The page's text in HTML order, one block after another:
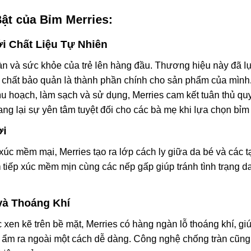
của Bỉm Merries:
Chất Liệu Tự Nhiên
và sức khỏe của trẻ lên hàng đầu. Thương hiệu này đã
bảo quản là thành phần chính cho sản phẩm của
hoạch, làm sạch và sử dụng, Merries cam kết tuân thủ
lại sự yên tâm tuyệt đối cho các bà mẹ khi lựa chọn
mềm mại, Merries tạo ra lớp cách ly giữa da bé và các
xúc mềm mịn cùng các nếp gấp giúp tránh tình trạng
Thoáng Khí
kẽ trên bề mặt, Merries có hàng ngàn lỗ thoáng khí,
ra ngoài một cách dễ dàng. Công nghệ chống tràn